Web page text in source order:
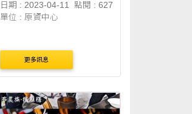
日期 : 2023-04-11
點閱 : 627
單位 : 原資中心
更多訊息